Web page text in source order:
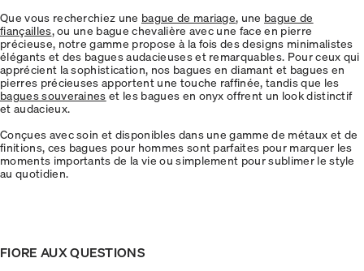
Que vous recherchiez une bague de mariage, une bague de
fiançailles, ou une bague chevalière avec une face en pierre
précieuse, notre gamme propose à la fois des designs minimalistes
élégants et des bagues audacieuses et remarquables. Pour ceux qui
apprécient la sophistication, nos bagues en diamant et bagues en
pierres précieuses apportent une touche raffinée, tandis que les
bagues souveraines et les bagues en onyx offrent un look distinctif
et audacieux.
Conçues avec soin et disponibles dans une gamme de métaux et de
finitions, ces bagues pour hommes sont parfaites pour marquer les
moments importants de la vie ou simplement pour sublimer le style
au quotidien.
FIORE AUX QUESTIONS